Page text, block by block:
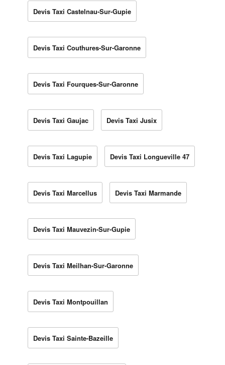
Devis Taxi Castelnau-Sur-Gupie
Devis Taxi Couthures-Sur-Garonne
Devis Taxi Fourques-Sur-Garonne
Devis Taxi Gaujac Devis Taxi Jusix
Devis Taxi Lagupie Devis Taxi Longueville 47
Devis Taxi Marcellus Devis Taxi Marmande
Devis Taxi Mauvezin-Sur-Gupie
Devis Taxi Meilhan-Sur-Garonne
Devis Taxi Montpouillan
Devis Taxi Sainte-Bazeille